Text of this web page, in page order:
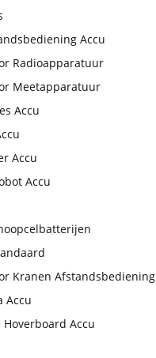
Accu
Radioapparatuur
Meetapparatuur
Accu
Accu
Accu
Kranen Afstandsbediening
Accu
Hoverboard Accu